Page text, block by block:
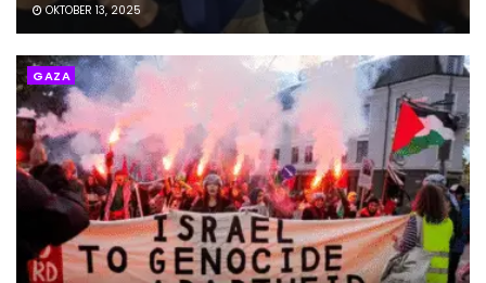
OKTOBER 13, 2025
GAZA